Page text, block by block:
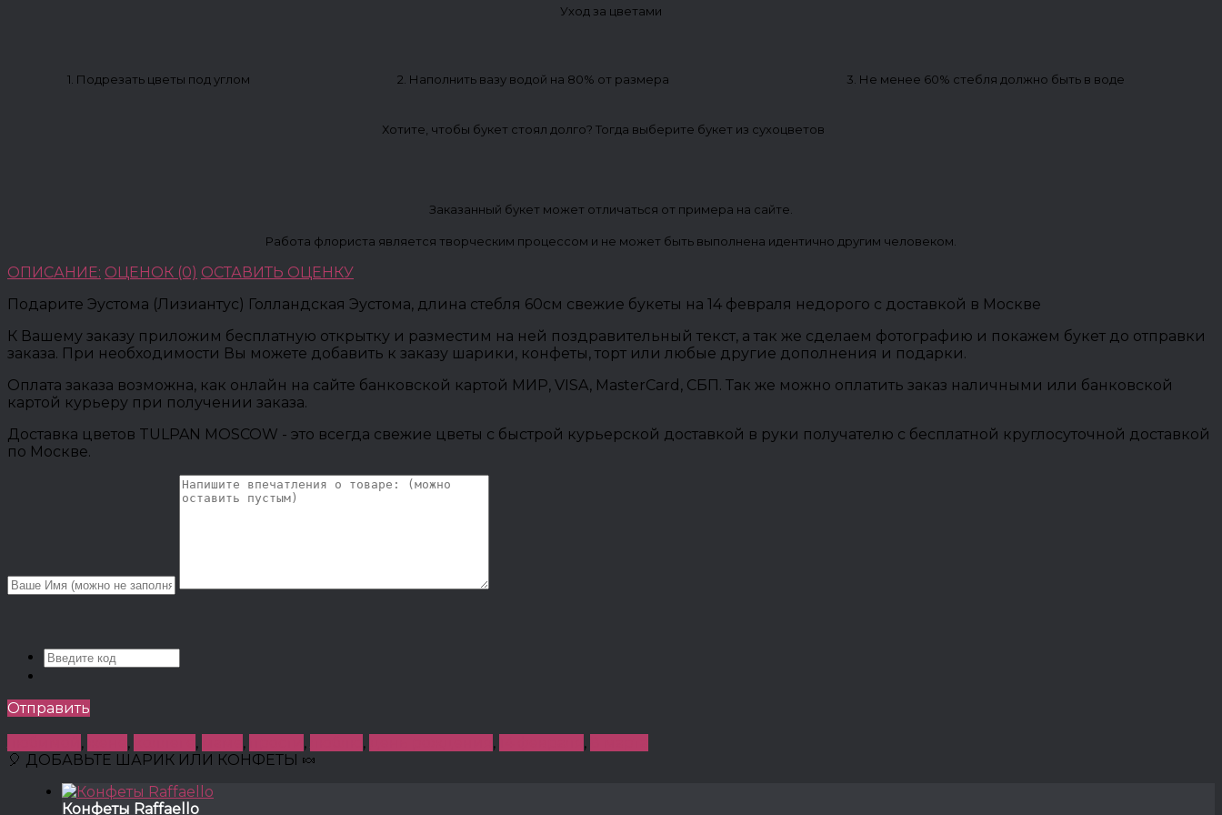
Уход за цветами
1. Подрезать цветы под углом 2. Наполнить вазу водой на 80% от размера 3. Не менее 60% стебля должно быть в воде
Хотите, чтобы букет стоял долго? Тогда выберите букет из сухоцветов
Заказанный букет может отличаться от примера на сайте.
Работа флориста является творческим процессом и не может быть выполнена идентично другим человеком.
ОПИСАНИЕ: ОЦЕНОК (0) ОСТАВИТЬ ОЦЕНКУ
Подарите Эустома (Лизиантус) Голландская Эустома, длина стебля 60см свежие букеты на 14 февраля недорого с доставкой в Москве
К Вашему заказу приложим бесплатную открытку и разместим на ней поздравительный текст, а так же сделаем фотографию и покажем букет до отправки
заказа. При необходимости Вы можете добавить к заказу шарики, конфеты, торт или любые другие дополнения и подарки.
Оплата заказа возможна, как онлайн на сайте банковской картой МИР, VISA, MasterCard, СБП. Так же можно оплатить заказ наличными или банковской
картой курьеру при получении заказа.
Доставка цветов TULPAN MOSCOW - это всегда свежие цветы с быстрой курьерской доставкой в руки получателю с бесплатной круглосуточной доставкой
по Москве.
Отправить
, , , , , , , ,
🎈 ДОБАВЬТЕ ШАРИК ИЛИ КОНФЕТЫ 🍬
Конфеты Raffaello